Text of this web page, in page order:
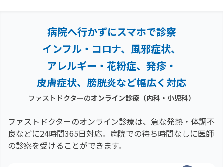
病院へ行かずにスマホで診察
インフル・コロナ、風邪症状、
アレルギー・花粉症、 発疹・
皮膚症状、膀胱炎など幅広く対応
ファストドクターのオンライン診療（内科・小児科）
ファストドクターのオンライン診療は、急な発熱・体調不
良などに24時間365日対応。 病院での待ち時間なしに医師
の診察を受けることができます。